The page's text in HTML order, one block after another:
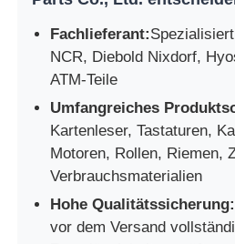
Fachlieferant:
NCR, Diebold Nixdorf,
ATM-Teile
Umfangreiches
Kartenleser, Tastaturen,
Motoren, Rollen, Riemen,
Verbrauchsmaterialien
Hohe Qualitätssicherung:
vor dem Versand